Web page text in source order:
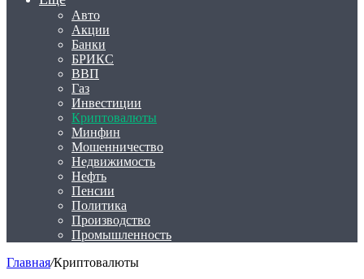
Авто
Акции
Банки
БРИКС
ВВП
Газ
Инвестиции
Криптовалюты
Минфин
Мошенничество
Недвижимость
Нефть
Пенсии
Политика
Производство
Промышленность
Главная/Криптовалюты